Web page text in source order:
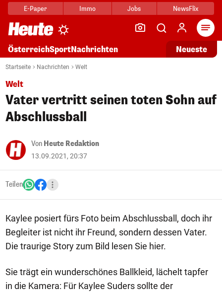
E-Paper Immo Jobs NewsFlix
ÖsterreichSportNachrichten Neueste
Startseite Nachrichten Welt
Welt
Vater vertritt seinen toten Sohn auf
Abschlussball
Von Heute Redaktion
13.09.2021, 20:37
Teilen
Kaylee posiert fürs Foto beim Abschlussball, doch ihr
Begleiter ist nicht ihr Freund, sondern dessen Vater.
Die traurige Story zum Bild lesen Sie hier.
Sie trägt ein wunderschönes Ballkleid, lächelt tapfer
in die Kamera: Für Kaylee Suders sollte der